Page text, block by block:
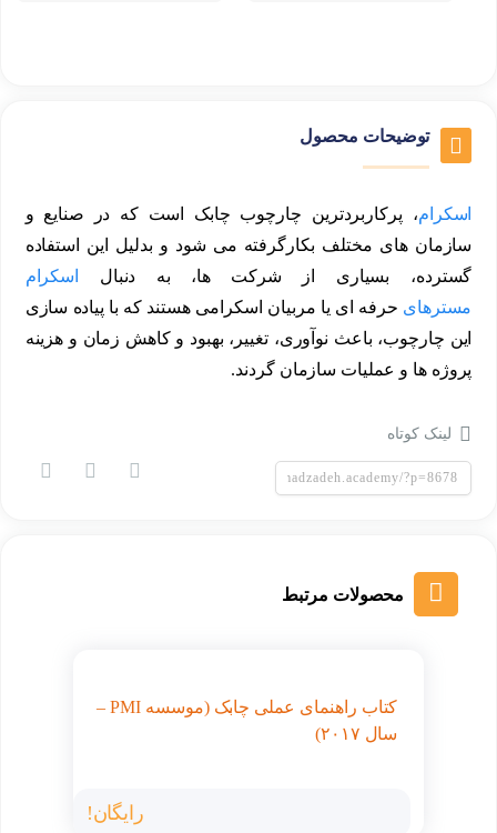
توضیحات محصول
اسکرام، پرکاربردترین چارچوب چابک است که در صنایع و
سازمان های مختلف بکارگرفته می شود و بدلیل این استفاده
گسترده، بسیاری از شرکت ها، به دنبال
اسکرام
مسترهای حرفه ای یا مربیان اسکرامی هستند که با پیاده سازی
این چارچوب، باعث نوآوری، تغییر، بهبود و کاهش زمان و هزینه
پروژه ها و عملیات سازمان گردند.
لینک کوتاه
محصولات مرتبط
کتاب راهنمای عملی چابک (موسسه PMI –
سال ۲۰۱۷)
رایگان!